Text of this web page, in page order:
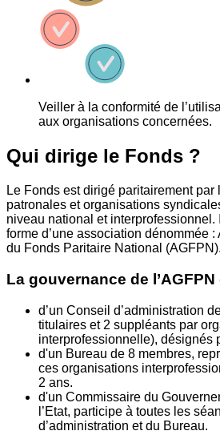
Veiller à la conformité de
aux organisations concernées.
Qui dirige le Fonds ?
Le Fonds est dirigé paritairement
patronales et organisations
niveau national et interprofessionnel.
forme d’une association dénommée
du Fonds Paritaire National (AGFPN).
La gouvernance de
d’un Conseil d’administration
titulaires et 2 suppléants par
interprofessionnelle), désignés
d'un Bureau de 8 membres,
ces organisations
2 ans.
d'un Commissaire du
l’Etat, participe à toutes les
d’administration et du Bureau.